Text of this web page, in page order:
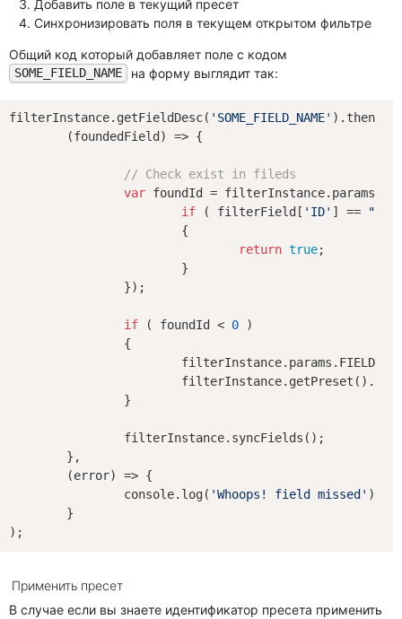
Добавить поле в текущий пресет
Синхронизировать поля в текущем открытом фильтре
Общий код который добавляет поле с кодом
SOME_FIELD_NAME на форму выглядит так:
filterInstance.getFieldDesc( 'SOME_FIELD_NAME' ).then(
(foundedField ) => {
// Check exist in fileds
var foundId =
if ( filterField[ 'ID' ] ==
return true;
if ( foundId < 0 )
console.log( 'Whoops! field missed' );
Применить пресет
В случае если вы знаете идентификатор пресета применить